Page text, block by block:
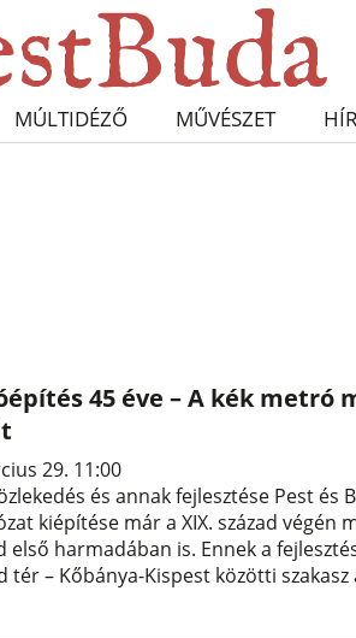
MÚLTIDÉZŐ MŰVÉSZET
45 éve – A kék metró
29. 11:00
és annak fejlesztése Pest
kiépítése már a XIX. század
első harmadában is. Ennek a
tér – Kőbánya-Kispest közötti